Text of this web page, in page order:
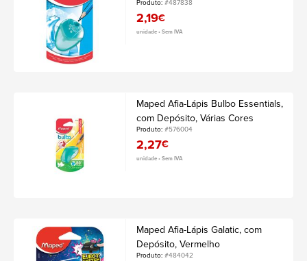
Produto:#487838
2,19€
unidade • Sem IVA
Maped Afia-Lápis Bulbo Essentials,
com Depósito, Várias Cores
Produto:#576004
2,27€
unidade • Sem IVA
Maped Afia-Lápis Galatic, com
Depósito, Vermelho
Produto:#484042